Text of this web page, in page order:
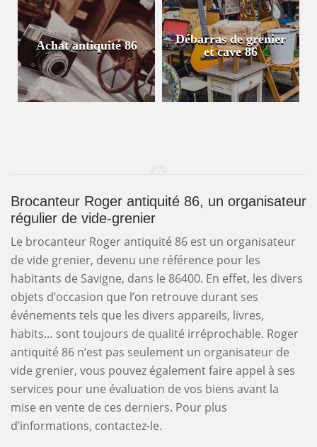
Achat antiquité 86
Débarras de grenier
et cave 86
Brocanteur Roger antiquité 86, un organisateur
régulier de vide-grenier
Le brocanteur Roger antiquité 86 est un organisateur
de vide grenier, devenu une référence pour les
habitants de Savigne, dans le 86400. En effet, les divers
objets d’occasion que l’on retrouve durant ses
événements tels que les divers appareils, livres,
habits… sont toujours de qualité irréprochable. Roger
antiquité 86 n’est pas seulement un organisateur de
vide grenier, vous pouvez également faire appel à ses
services pour une évaluation de vos biens avant la
mise en vente de ces derniers. Pour plus
d’informations, contactez-le.